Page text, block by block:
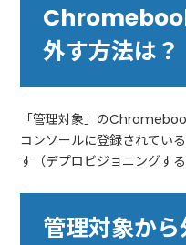
外す方法は？
「管理対象」の
コンソールに登録されてい
す（デプロビジョニングす
管理対象か